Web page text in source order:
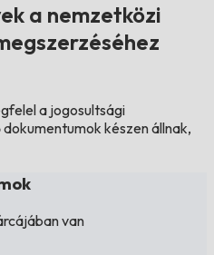
a nemzetközi
a jogosultsági
készen állnak,
van